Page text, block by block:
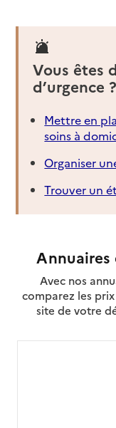
Vous êtes
d’urgence ?
Mettre en
soins à
Organiser
Trouver un
Avec nos
comparez les
site de votre